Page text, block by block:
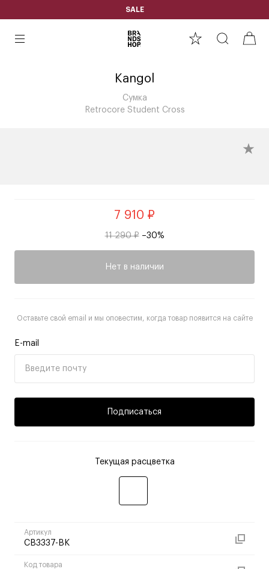
SALE
Kangol
Сумка
Retrocore Student Cross
7 910 ₽
11 290 ₽ –30%
Нет в наличии
Оставьте свой email и мы оповестим, когда товар появится на сайте
E-mail
Подписаться
Текущая расцветка
Артикул
CB3337-BK
Код товара